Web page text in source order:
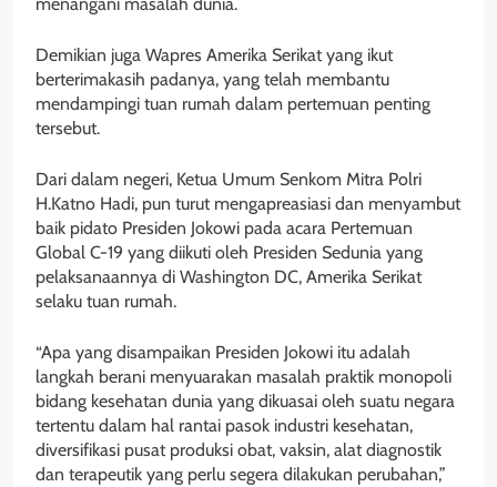
Demikian juga Wapres Amerika Serikat yang ikut
berterimakasih padanya, yang telah membantu
mendampingi tuan rumah dalam pertemuan penting
tersebut.
Dari dalam negeri, Ketua Umum Senkom Mitra Polri
H.Katno Hadi, pun turut mengapreasiasi dan menyambut
baik pidato Presiden Jokowi pada acara Pertemuan
Global C-19 yang diikuti oleh Presiden Sedunia yang
pelaksanaannya di Washington DC, Amerika Serikat
selaku tuan rumah.
“Apa yang disampaikan Presiden Jokowi itu adalah
langkah berani menyuarakan masalah praktik monopoli
bidang kesehatan dunia yang dikuasai oleh suatu negara
tertentu dalam hal rantai pasok industri kesehatan,
diversifikasi pusat produksi obat, vaksin, alat diagnostik
dan terapeutik yang perlu segera dilakukan perubahan,”